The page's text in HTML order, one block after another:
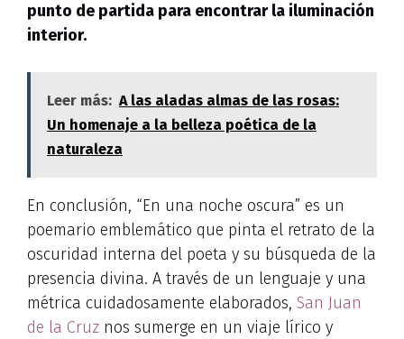
punto de partida para encontrar la iluminación
interior.
Leer más: A las aladas almas de las rosas:
Un homenaje a la belleza poética de la
naturaleza
En conclusión, “En una noche oscura” es un
poemario emblemático que pinta el retrato de la
oscuridad interna del poeta y su búsqueda de la
presencia divina. A través de un lenguaje y una
métrica cuidadosamente elaborados, San Juan
de la Cruz nos sumerge en un viaje lírico y